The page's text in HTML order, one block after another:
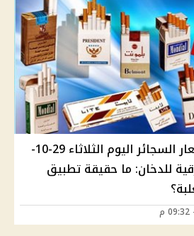
تعرف على قائمة أسعار السجائر اليوم الثلاثاء 29-10-
للدخان: ما حقيقة تطبيق